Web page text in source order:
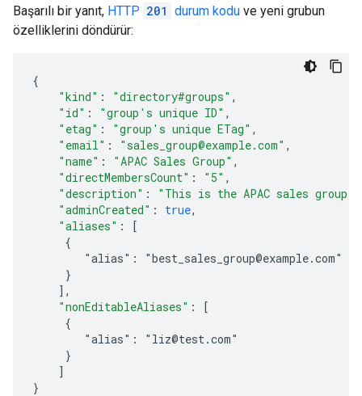
Başarılı bir yanıt, HTTP 201 durum kodu ve yeni grubun
özelliklerini döndürür:
{
"kind" : "directory#groups" ,
"id" : "group's unique ID" ,
"etag" : "group's unique ETag" ,
"email" : "sales_group@example.com" ,
"name" : "APAC Sales Group" ,
"directMembersCount" : "5" ,
"description" : "This is the APAC sales group."
"adminCreated" : true,
"aliases" :
[
     {
        "alias": "best_sales_group@example.com"
     }
] ,
"nonEditableAliases" :
[
     {
        "alias": "liz@test.com"
     }
]
}